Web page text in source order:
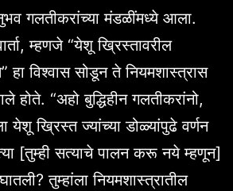
गलतीकरांच्या मंडळींमध्ये आला.
म्हणजे “येशू ख्रिस्तावरील
हा विश्वास सोडून ते नियमशास्त्रास
होते. “अहो बुद्धिहीन गलतीकरांनो,
ख्रिस्त ज्यांच्या डोळ्यांपुढे वर्णन
[तुम्ही सत्याचे पालन करू नये म्हणून]
तुम्हांला नियमशास्त्रातील